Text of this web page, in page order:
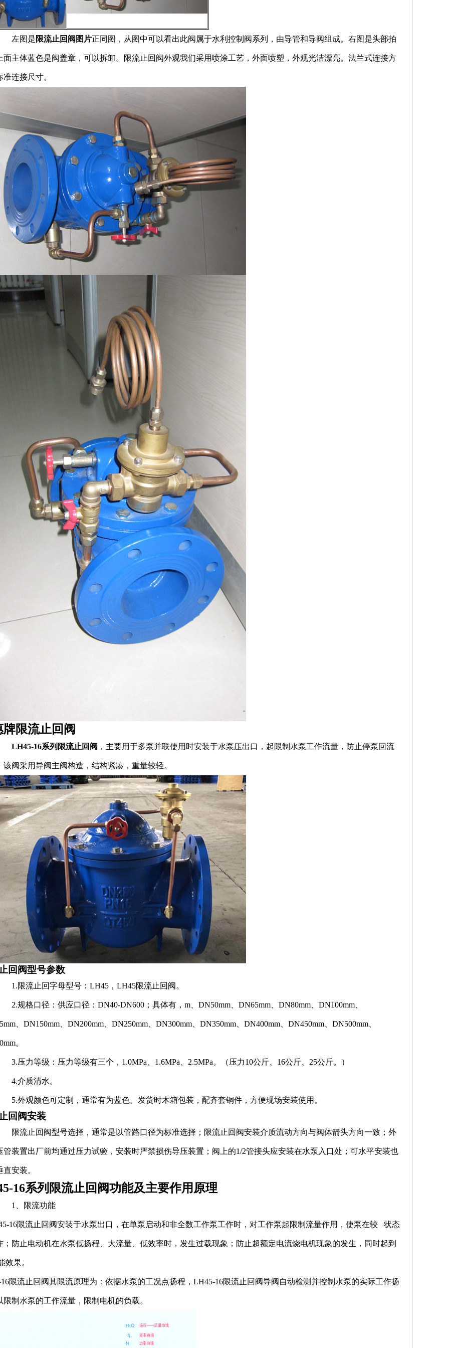
图是限流止回阀图片正同图，从图中可以看出此阀属于水利控制阀系列，由导管和导阀组成。右图是头部拍
面主体蓝色是阀盖章，可以拆卸。限流止回阀外观我们采用喷涂工艺，外面喷塑，外观光洁漂亮。法兰式连接方
准连接尺寸。
牌限流止回阀
LH45-16系列限流止回阀 ，主要用于多泵并联使用时安装于水泵压出口，起限制水泵工作流量，防止停泵回流
该阀采用导阀主阀构造，结构紧凑，重量较轻。
回阀型号参数
限流止回字母型号：LH45，LH45限流止回阀。
规格口径：供应口径：DN40-DN600；具体有，m、DN50mm、DN65mm、DN80mm、DN100mm、
、DN150mm、DN200mm、DN250mm、DN300mm、DN350mm、DN400mm、DN450mm、DN500mm、
。
压力等级：压力等级有三个，1.0MPa、1.6MPa、2.5MPa。（压力10公斤、16公斤、25公斤。）
介质清水。
外观颜色可定制，通常有为蓝色。发货时木箱包装，配齐套铜件，方便现场安装使用。
回阀安装
流止回阀型号选择，通常是以管路口径为标准选择；限流止回阀安装介质流动方向与阀体箭头方向一致；外
管装置出厂前均通过压力试验，安装时严禁损伤导压装置；阀上的1/2管接头应安装在水泵入口处；可水平安装也
安装。
16系列限流止回阀功能及主要作用原理
、限流功能
16限流止回阀安装于水泵出口，在单泵启动和非全数工作泵工作时，对工作泵起限制流量作用，使泵在较 状态
；防止电动机在水泵低扬程、大流量、低效率时，发生过载现象；防止超额定电流烧电机现象的发生，同时起到
效果。
限流止回阀其限流原理为：依据水泵的工况点扬程，LH45-16限流止回阀导阀自动检测并控制水泵的实际工作扬
限制水泵的工作流量，限制电机的负载。